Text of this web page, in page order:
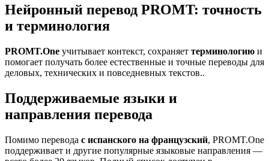
Нейронный перевод PROMT: точность
и терминология
PROMT.One учитывает контекст, сохраняет терминологию и
помогает получать более естественные и точные переводы для
деловых, технических и повседневных текстов..
Поддерживаемые языки и
направления перевода
Помимо перевода с испанского на французский, PROMT.One
поддерживает и другие популярные языковые направления —